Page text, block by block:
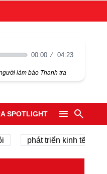
00:00 04:23
làm báo Thanh tra
SPOTLIGHT
phát triển kinh tế tư nhân